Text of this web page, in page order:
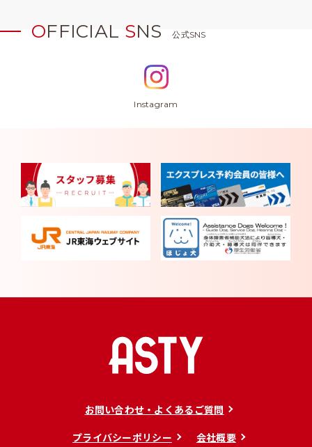
OFFICIAL SNS 公式SNS
Instagram
お問い合わせ・よくあるご質問
プライバシーポリシー
会社概要